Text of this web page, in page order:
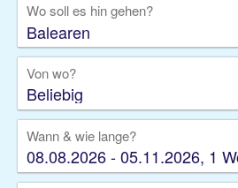
Rundreise
Kreuzfahrt
Gruppenreise
Camper
Wo soll es hin gehen?
Von wo?
Beliebig
Wann & wie lange?
08.08.2026 - 05.11.2026, 1